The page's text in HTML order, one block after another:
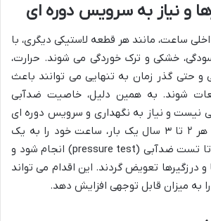
و نیاز به سرویس دوره ای
ساعت، مانند هر قطعه لاستیکی دیگری، با
خشکی و ترک خوردگی می شوند. حرارت،
و حتی گذر زمان به تنهایی می توانند باعث
شوند. به همین دلیل، خاصیت ضدآبی
نیست و نیاز به نگهداری و سرویس دوره ای
دارد. توصیه می شود هر ۲ تا ۳ سال یک بار، ساعت خود را به یک
تعمیرکار معتبر ببرید تا تست ضدآبی (pressure test) انجام شود و
و درزگیرها تعویض گردند. این اقدام می تواند
به میزان قابل توجهی افزایش دهد.